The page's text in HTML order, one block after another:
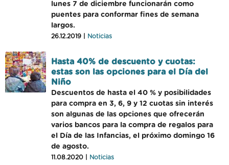
lunes 7 de diciembre funcionarán como
puentes para conformar fines de semana
largos.
26.12.2019 | Noticias
Hasta 40% de descuento y cuotas:
estas son las opciones para el Día del
Niño
Descuentos de hasta el 40 % y posibilidades
para compra en 3, 6, 9 y 12 cuotas sin interés
son algunas de las opciones que ofrecerán
varios bancos para la compra de regalos para
el Día de las Infancias, el próximo domingo 16
de agosto.
11.08.2020 | Noticias